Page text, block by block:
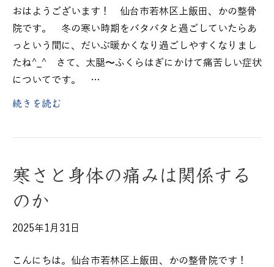
おはようございます！ 仙台市若林区上飯田、かの整骨
院です。 冬の寒い時期をバタバタと過ごしていたらあ
っという間に、だいぶ暖かくなり過ごしやすくなりまし
たね^_^ さて、太腿〜ふくらはぎにかけて痛苦しい症状
についてです。 …
続きを読む
寒さと身体の痛みは関係する
のか
2025年1月31日
こんにちは。仙台市若林区上飯田、かの整骨院です！